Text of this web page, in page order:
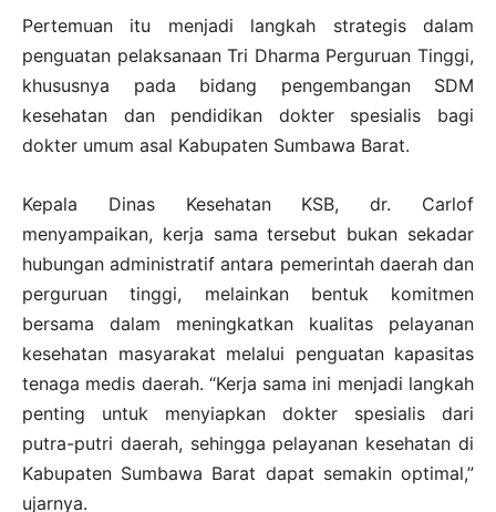
Pertemuan itu menjadi langkah strategis dalam
penguatan pelaksanaan Tri Dharma Perguruan Tinggi,
khususnya pada bidang pengembangan SDM
kesehatan dan pendidikan dokter spesialis bagi
dokter umum asal Kabupaten Sumbawa Barat.
Kepala Dinas Kesehatan KSB, dr. Carlof
menyampaikan, kerja sama tersebut bukan sekadar
hubungan administratif antara pemerintah daerah dan
perguruan tinggi, melainkan bentuk komitmen
bersama dalam meningkatkan kualitas pelayanan
kesehatan masyarakat melalui penguatan kapasitas
tenaga medis daerah. “Kerja sama ini menjadi langkah
penting untuk menyiapkan dokter spesialis dari
putra-putri daerah, sehingga pelayanan kesehatan di
Kabupaten Sumbawa Barat dapat semakin optimal,”
ujarnya.